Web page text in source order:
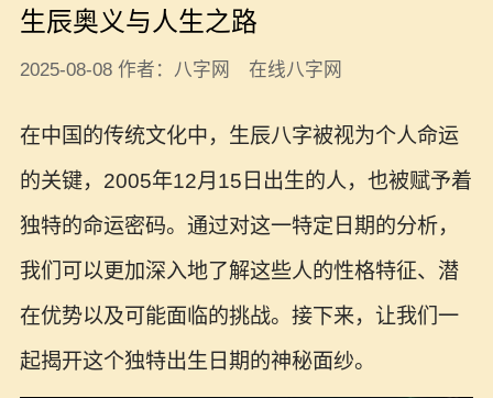
生辰奥义与人生之路
2025-08-08 作者：八字网 在线八字网
在中国的传统文化中，生辰八字被视为个人命运
的关键，2005年12月15日出生的人，也被赋予着
独特的命运密码。通过对这一特定日期的分析，
我们可以更加深入地了解这些人的性格特征、潜
在优势以及可能面临的挑战。接下来，让我们一
起揭开这个独特出生日期的神秘面纱。